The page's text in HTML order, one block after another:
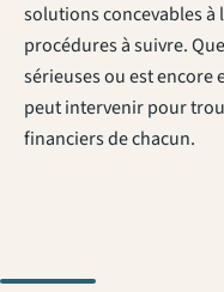
solutions concevables à
procédures à suivre.
sérieuses ou est encore
peut intervenir pour
financiers de chacun.